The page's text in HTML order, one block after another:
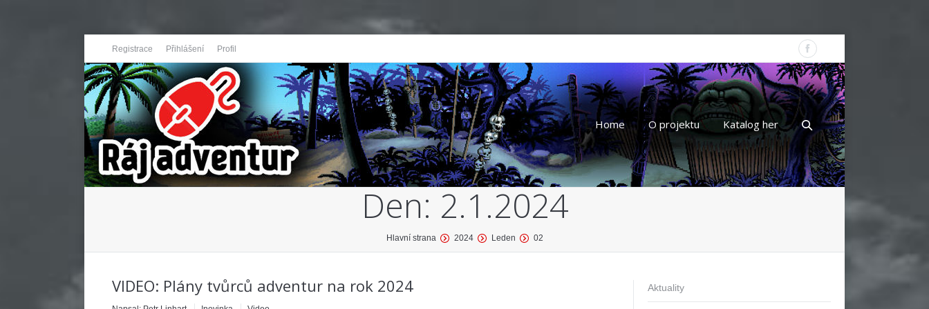
Registrace Přihlášení Profil
Home O projektu Katalog her
Den: 2.1.2024
Hlavní strana 2024 Leden 02
VIDEO: Plány tvůrců adventur na rok 2024 Aktuality